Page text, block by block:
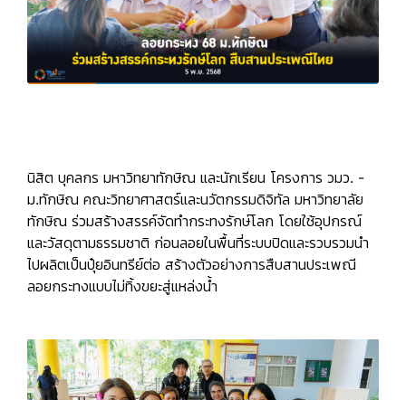
นิสิต บุคลกร มหาวิทยาทักษิณ และนักเรียน โครงการ วมว. -
ม.ทักษิณ คณะวิทยาศาสตร์และนวัตกรรมดิจิทัล มหาวิทยาลัย
ทักษิณ ร่วมสร้างสรรค์จัดทำกระทงรักษ์โลก โดยใช้อุปกรณ์
และวัสดุตามธรรมชาติ ก่อนลอยในพื้นที่ระบบปิดและรวบรวมนำ
ไปผลิตเป็นปุ๋ยอินทรีย์ต่อ สร้างตัวอย่างการสืบสานประเพณี
ลอยกระทงแบบไม่ทิ้งขยะสู่แหล่งน้ำ